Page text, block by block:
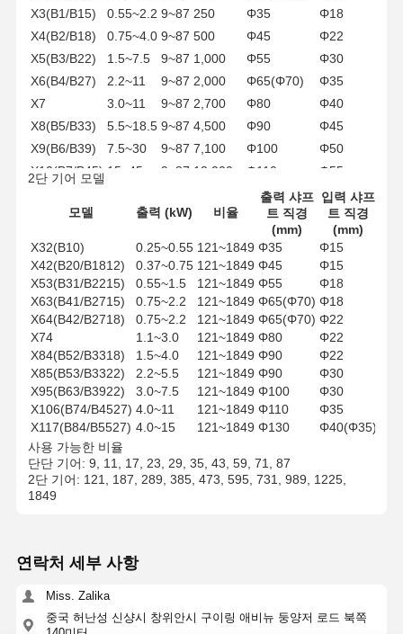
X3(B1/B15)
0.55~2.2 9~87 250 Φ35
Φ18
X4(B2/B18)
0.75~4.0 9~87 500 Φ45
Φ22
X5(B3/B22)
1.5~7.5 9~87 1,000 Φ55
Φ30
X6(B4/B27)
2.2~11 9~87 2,000 Φ65(Φ70)
Φ35
X7
3.0~11 9~87 2,700 Φ80
Φ40
X8(B5/B33)
5.5~18.5 9~87 4,500 Φ90
Φ45
X9(B6/B39)
7.5~30 9~87 7,100 Φ100
Φ50
X10(B7/B45) 15~45 9~87 12,000 Φ110
Φ55
Φ130 Φ70
2단 기어 모델
모델 출력 (kW) 비율
출력 샤프
트 직경
(mm)
입력 샤프
트 직경
(mm)
X32(B10)
0.25~0.55 121~1849 Φ35
Φ15
X42(B20/B1812)
0.37~0.75 121~1849 Φ45
Φ15
X53(B31/B2215)
0.55~1.5 121~1849 Φ55
Φ18
X63(B41/B2715)
0.75~2.2 121~1849 Φ65(Φ70) Φ18
X64(B42/B2718)
0.75~2.2 121~1849 Φ65(Φ70) Φ22
X74
1.1~3.0 121~1849 Φ80
Φ22
X84(B52/B3318)
1.5~4.0 121~1849 Φ90
Φ22
X85(B53/B3322)
2.2~5.5 121~1849 Φ90
Φ30
X95(B63/B3922)
3.0~7.5 121~1849 Φ100
Φ30
X106(B74/B4527) 4.0~11 121~1849 Φ110
Φ35
X117(B84/B5527) 4.0~15 121~1849 Φ130
Φ40(Φ35)
사용 가능한 비율
단단 기어: 9, 11, 17, 23, 29, 35, 43, 59, 71, 87
2단 기어: 121, 187, 289, 385, 473, 595, 731, 989, 1225,
1849
연락처 세부 사항
Miss. Zalika
중국 허난성 신샹시 창위안시 구이링 애비뉴 둥양저 로드 북쪽